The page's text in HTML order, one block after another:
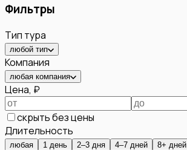
Фильтры
Тип тура
любой тип
Компания
любая компания
Цена, ₽
скрыть без цены
Длительность
любая 1 день 2–3 дня 4–7 дней 8+ дней